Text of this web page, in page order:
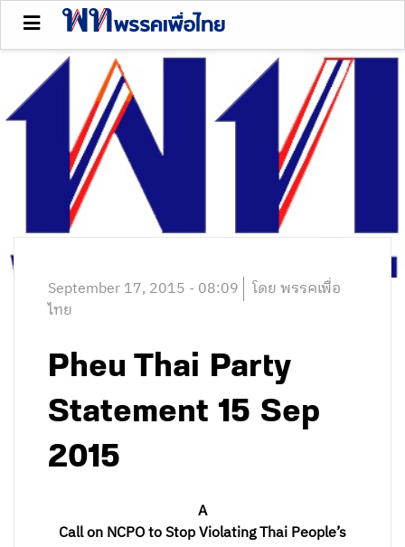
September 17, 2015 - 08:09 โดย พรรคเพื่อ
ไทย
Pheu Thai Party
Statement 15 Sep
2015
A
Call on NCPO to Stop Violating Thai People’s